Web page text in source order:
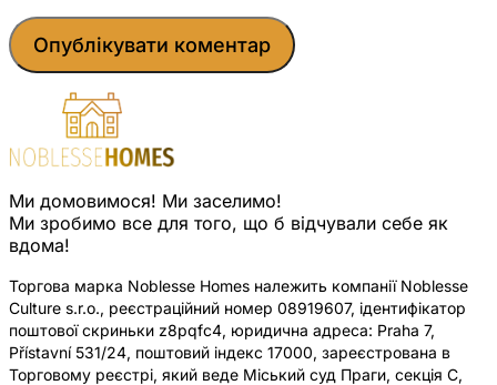
Ми домовимося! Ми заселимо!
Ми зробимо все для того, що б відчували себе як
вдома!
Торгова марка Noblesse Homes належить компанії Noblesse
Culture s.r.o., реєстраційний номер 08919607, ідентифікатор
поштової скриньки z8pqfc4, юридична адреса: Praha 7,
Přístavní 531/24, поштовий індекс 17000, зареєстрована в
Торговому реєстрі, який веде Міський суд Праги, секція C,